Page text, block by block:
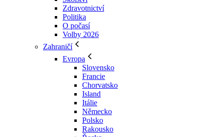
Zdravotnictví
Politika
O počasí
Volby 2026
Zahraničí
Evropa
Slovensko
Francie
Chorvatsko
Island
Itálie
Německo
Polsko
Rakousko